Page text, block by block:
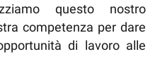
questo nostro
competenza per dare
di lavoro alle